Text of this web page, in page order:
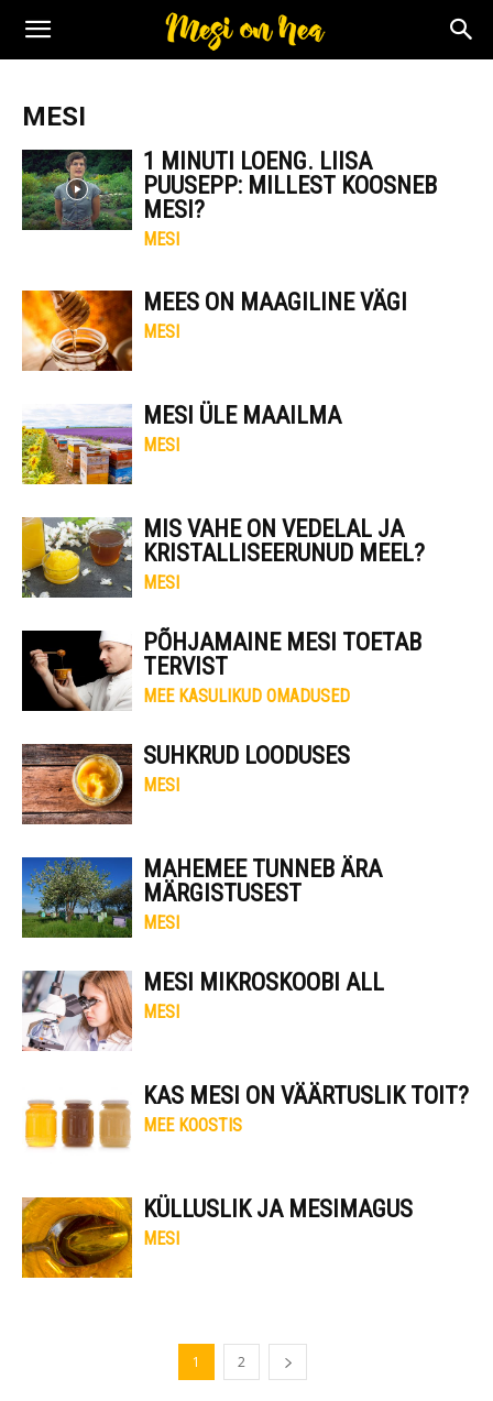
MESI
1 MINUTI LOENG. LIISA
PUUSEPP: MILLEST KOOSNEB
MESI?
MESI
MEES ON MAAGILINE VÄGI
MESI
MESI ÜLE MAAILMA
MESI
MIS VAHE ON VEDELAL JA
KRISTALLISEERUNUD MEEL?
MESI
PÕHJAMAINE MESI TOETAB
TERVIST
MEE KASULIKUD OMADUSED
SUHKRUD LOODUSES
MESI
MAHEMEE TUNNEB ÄRA
MÄRGISTUSEST
MESI
MESI MIKROSKOOBI ALL
MESI
KAS MESI ON VÄÄRTUSLIK TOIT?
MEE KOOSTIS
KÜLLUSLIK JA MESIMAGUS
MESI
1 2